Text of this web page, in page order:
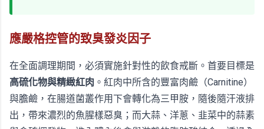
應嚴格控管的致臭發炎因子
在全面調理期間，必須實施針對性的飲食戒斷。首要目標是
高硫化物與精緻紅肉 。紅肉中所含的豐富肉鹼（Carnitine）
與膽鹼，在腸道菌叢作用下會轉化為三甲胺，隨後隨汗液排
出，帶來濃烈的魚腥樣惡臭；而大蒜、洋蔥、韭菜中的蒜素